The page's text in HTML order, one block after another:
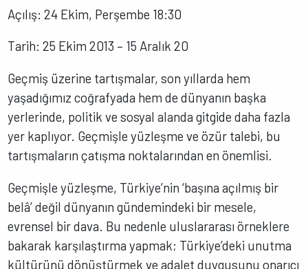
Açılış: 24 Ekim, Perşembe 18:30
Tarih: 25 Ekim 2013 – 15 Aralık 20
Geçmiş üzerine tartışmalar, son yıllarda hem
yaşadığımız coğrafyada hem de dünyanın başka
yerlerinde, politik ve sosyal alanda gitgide daha fazla
yer kaplıyor. Geçmişle yüzleşme ve özür talebi, bu
tartışmaların çatışma noktalarından en önemlisi.
Geçmişle yüzleşme, Türkiye’nin ‘başına açılmış bir
belâ’ değil dünyanın gündemindeki bir mesele,
evrensel bir dava. Bu nedenle uluslararası örneklere
bakarak karşılaştırma yapmak; Türkiye’deki unutma
kültürünü dönüştürmek ve adalet duygusunu onarıcı